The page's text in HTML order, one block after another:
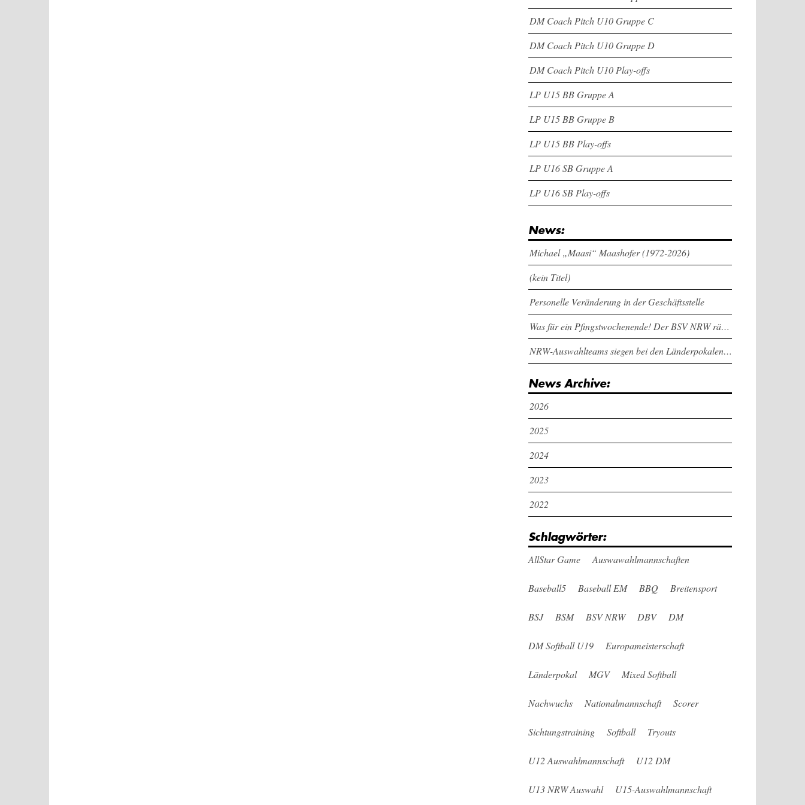
DM Coach Pitch U10 Gruppe C
DM Coach Pitch U10 Gruppe D
DM Coach Pitch U10 Play-offs
LP U15 BB Gruppe A
LP U15 BB Gruppe B
LP U15 BB Play-offs
LP U16 SB Gruppe A
LP U16 SB Play-offs
News:
Michael „Maasi“ Maashofer (1972-2026)
(kein Titel)
Personelle Veränderung in der Geschäftsstelle
Was für ein Pfingstwochenende! Der BSV NRW räumt bei den Länderpokalen ab
NRW-Auswahlteams siegen bei den Länderpokalen und dem Deutschlandcup an Pfingsten
News Archive:
2026
2025
2024
2023
2022
Schlagwörter:
AllStar Game Auswawahlmannschaften
Baseball5 Baseball EM BBQ Breitensport
BSJ BSM BSV NRW DBV DM
DM Softball U19 Europameisterschaft
Länderpokal MGV Mixed Softball
Nachwuchs Nationalmannschaft Scorer
Sichtungstraining Softball Tryouts
U12 Auswahlmannschaft U12 DM
U13 NRW Auswahl U15-Auswahlmannschaft